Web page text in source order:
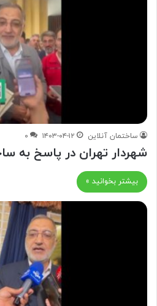
ساختمان آنلاین ۱۴۰۳-۰۴-۱۲ ۰
شهردار تهران در پاسخ به
بیشتر بخوانید »